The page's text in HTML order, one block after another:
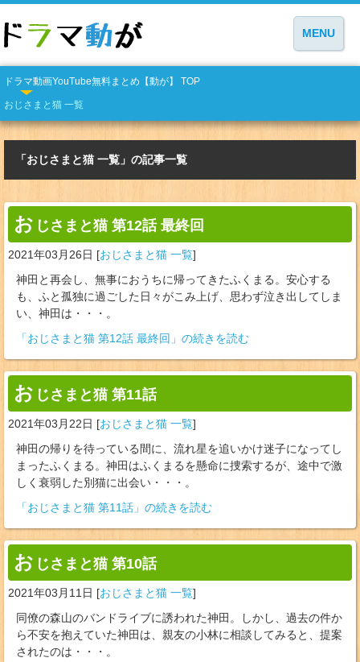
MENU
ドラマ動画YouTube無料まとめ【動が】 TOP
おじさまと猫 一覧
「おじさまと猫 一覧」の記事一覧
お じさまと猫 第12話 最終回
2021年03月26日 [おじさまと猫 一覧]
神田と再会し、無事におうちに帰ってきたふくまる。安心する
も、ふと孤独に過ごした日々がこみ上げ、思わず泣き出してしま
い、神田は・・・。
「おじさまと猫 第12話 最終回」の続きを読む
お じさまと猫 第11話
2021年03月22日 [おじさまと猫 一覧]
神田の帰りを待っている間に、流れ星を追いかけ迷子になってし
まったふくまる。神田はふくまるを懸命に捜索するが、途中で激
しく衰弱した別猫に出会い・・・。
「おじさまと猫 第11話」の続きを読む
お じさまと猫 第10話
2021年03月11日 [おじさまと猫 一覧]
同僚の森山のバンドライブに誘われた神田。しかし、過去の件か
ら不安を抱えていた神田は、親友の小林に相談してみると、提案
されたのは・・・。